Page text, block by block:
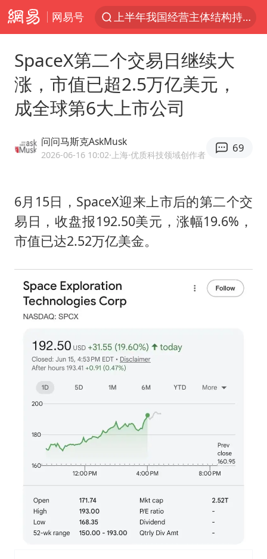
网易号
王传君 《披荆斩棘》
王艺迪无缘横滨赛决赛
泰国：高度重视中国游客旅游体验
上海大部迎大暴雨
《龙餐馆》 冲奖
蒯曼挺进WTT横滨冠军赛女单四强
白海豚5次眼壁置换
SpaceX第二个交易日继续大
涨，市值已超2.5万亿美元，
成全球第6大上市公司
问问马斯克AskMusk
2026-06-16 10:02·上海·优质科技领域创作者
69
6月15日，SpaceX迎来上市后的第二个交
易日，收盘报192.50美元，涨幅19.6%，
市值已达2.52万亿美金。